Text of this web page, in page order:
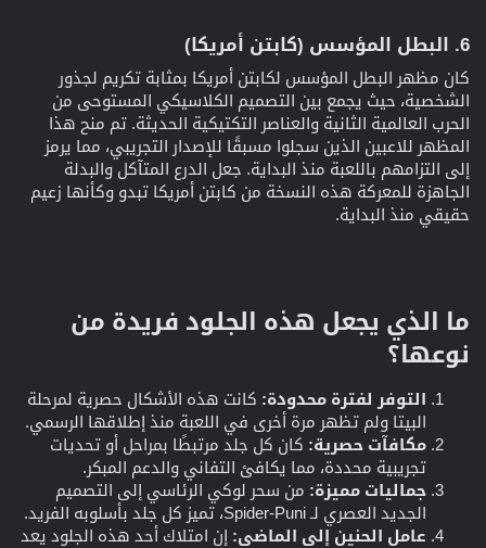
6. البطل المؤسس (كابتن أمريكا)​
كان مظهر البطل المؤسس لكابتن أمريكا بمثابة تكريم لجذور
الشخصية، حيث يجمع بين التصميم الكلاسيكي المستوحى من
الحرب العالمية الثانية والعناصر التكتيكية الحديثة. تم منح هذا
المظهر للاعبين الذين سجلوا مسبقًا للإصدار التجريبي، مما يرمز
إلى التزامهم باللعبة منذ البداية. جعل الدرع المتآكل والبدلة
الجاهزة للمعركة هذه النسخة من كابتن أمريكا تبدو وكأنها زعيم
حقيقي منذ البداية.
ما الذي يجعل هذه الجلود فريدة من
نوعها؟​
التوفر لفترة محدودة: كانت هذه الأشكال حصرية لمرحلة
البيتا ولم تظهر مرة أخرى في اللعبة منذ إطلاقها الرسمي.
مكافآت حصرية: كان كل جلد مرتبطًا بمراحل أو تحديات
تجريبية محددة، مما يكافئ التفاني والدعم المبكر.
جماليات مميزة: من سحر لوكي الرئاسي إلى التصميم
الجديد العصري لـ Spider-Puni، تميز كل جلد بأسلوبه الفريد.
عامل الحنين إلى الماضي: إن امتلاك أحد هذه الجلود يعد